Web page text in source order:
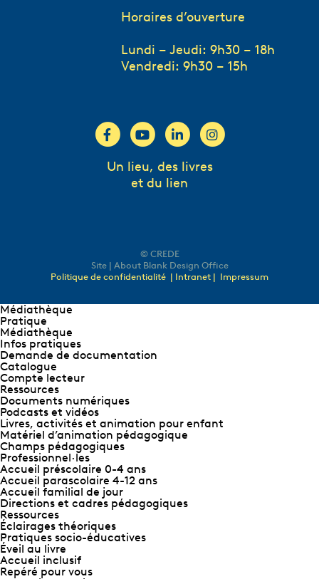
Horaires d’ouverture
Lundi – Jeudi: 9h30 – 18h
Vendredi: 9h30 – 15h
Un lieu, des livres
et du lien
© CREDE
Site | About Blank Design Office
Politique de confidentialité | Intranet | Impressum
Médiathèque
Pratique
Médiathèque
Infos pratiques
Demande de documentation
Catalogue
Compte lecteur
Ressources
Documents numériques
Podcasts et vidéos
Livres, activités et animation pour enfant
Matériel d’animation pédagogique
Champs pédagogiques
Professionnel∙les
Accueil préscolaire 0-4 ans
Accueil parascolaire 4-12 ans
Accueil familial de jour
Directions et cadres pédagogiques
Ressources
Éclairages théoriques
Pratiques socio-éducatives
Éveil au livre
Accueil inclusif
Repéré pour vous